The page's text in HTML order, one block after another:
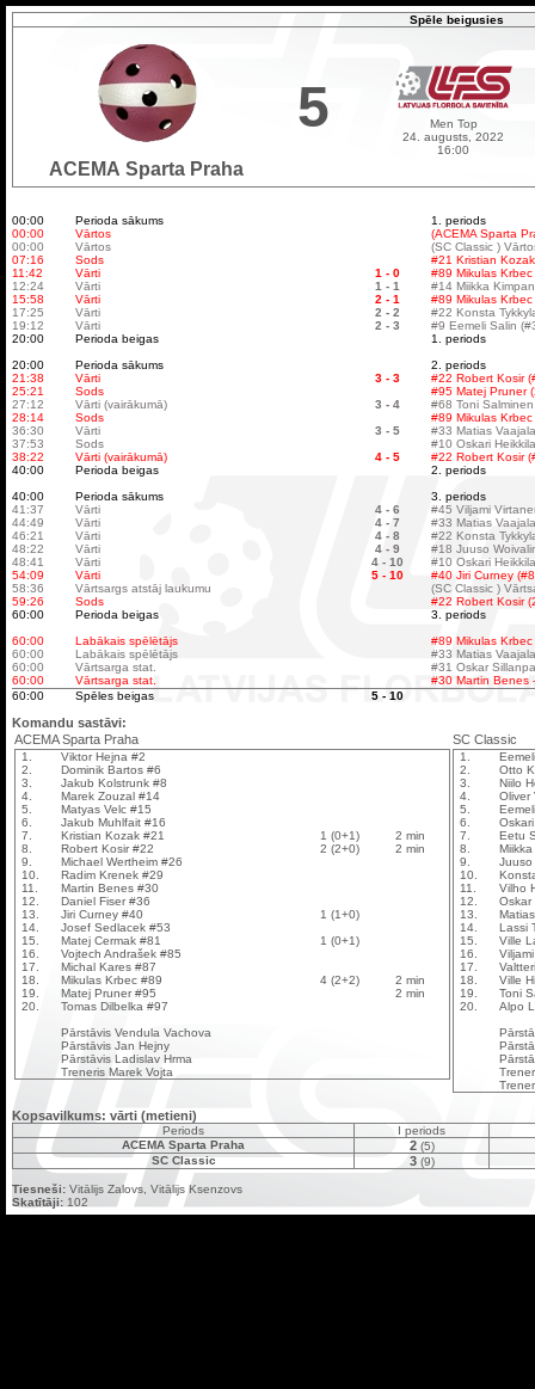
Spēle beigusies
ACEMA Sparta Praha
5
Men Top
24. augusts, 2022
16:00
00:00 Perioda sākums
1. periods
00:00
Vārtos
(ACEMA Sparta
00:00
Vārtos
(SC Classic )
07:16
Sods
#21 Kristian
11:42
Vārti 1 - 0
#89 Mikulas Krbec
12:24
Vārti 1 - 1
#14 Miikka
15:58
Vārti 2 - 1
#89 Mikulas
17:25
Vārti 2 - 2
#22 Konsta
19:12
Vārti 2 - 3
#9 Eemeli Salin
20:00
Perioda beigas
1. periods
20:00
Perioda sākums
2. periods
21:38
Vārti 3 - 3
#22 Robert Kosir
25:21
Sods
#95 Matej Pruner
27:12
Vārti (vairākumā) 3 - 4
#68 Toni
28:14
Sods
#89 Mikulas
36:30
Vārti 3 - 5
#33 Matias
37:53
Sods
#10 Oskari
38:22
Vārti (vairākumā) 4 - 5
#22 Robert Kosir
40:00
Perioda beigas
2. periods
40:00
Perioda sākums
3. periods
41:37
Vārti 4 - 6
#45 Viljami
44:49
Vārti 4 - 7
#33 Matias
46:21
Vārti 4 - 8
#22 Konsta
48:22
Vārti 4 - 9
#18 Juuso
48:41
Vārti 4 - 10
#10 Oskari
54:09
Vārti 5 - 10
#40 Jiri Curney
58:36
Vārtsargs atstāj laukumu
(SC Classic )
59:26
Sods
#22 Robert Kosir
60:00
Perioda beigas
3. periods
60:00
Labākais spēlētājs
#89 Mikulas Krbec
60:00
Labākais spēlētājs
#33 Matias Vaajala
60:00
Vārtsarga stat.
#31 Oskar
60:00
Vārtsarga stat.
#30 Martin Benes
60:00
Spēles beigas 5 - 10
Komandu sastāvi:
ACEMA Sparta Praha
SC Classic
1.
Viktor Hejna #2
2.
Dominik Bartos #6
3.
Jakub Kolstrunk #8
4.
Marek Zouzal #14
5.
Matyas Velc #15
6.
Jakub Muhlfait #16
7.
Kristian Kozak #21 1 (0+1)
2 min
8.
Robert Kosir #22 2 (2+0)
2 min
9.
Michael Wertheim #26
10.
Radim Krenek #29
11.
Martin Benes #30
12.
Daniel Fiser #36
13.
Jiri Curney #40
1 (1+0)
14.
Josef Sedlacek #53
15.
Matej Cermak #81
1 (0+1)
16.
Vojtech Andrašek #85
17.
Michal Kares #87
18.
Mikulas Krbec #89 4 (2+2)
2 min
19.
Matej Pruner #95
2 min
20.
Tomas Dilbelka #97
Pārstāvis Vendula Vachova
Pārstāvis Jan Hejny
Pārstāvis Ladislav Hrma
Treneris Marek Vojta
1.
2.
Otto
3.
Niilo
4.
Oliver
5.
6.
7.
Eetu
8.
9.
Juuso
10.
11.
Vilho
12.
Oskar
13.
14.
Lassi
15.
Ville
16.
17.
18.
Ville
19.
Toni
20.
Alpo
Kopsavilkums: vārti (metieni)
Periods
I periods
ACEMA Sparta Praha
2(5)
SC Classic
3(9)
Tiesneši: Vitālijs Zalovs, Vitālijs Ksenzovs
Skatītāji: 102